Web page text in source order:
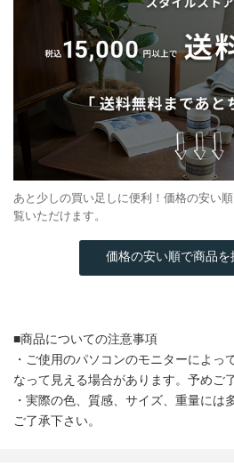
あと少しの買い足しに便利！価格の安い
覧いただけます。
価格の安い順で商品を
■商品についての注意事項
・ご使用のパソコンのモニターによっ
なって見える場合があります。予めご
・実際の色、質感、サイズ、重量には
ご了承下さい。